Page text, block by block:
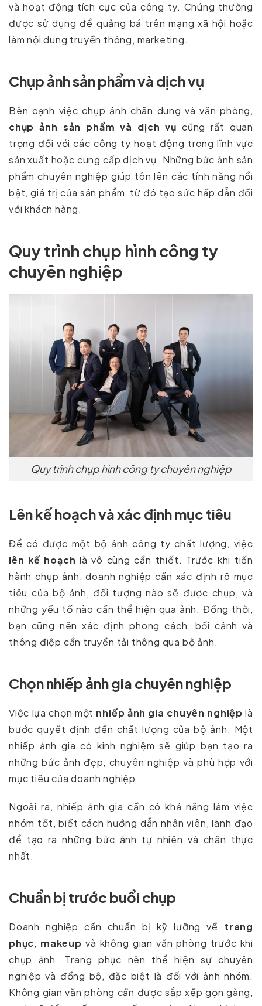
và hoạt động tích cực của công ty. Chúng thường
được sử dụng để quảng bá trên mạng xã hội hoặc
làm nội dung truyền thông, marketing.
Chụp ảnh sản phẩm và dịch vụ
Bên cạnh việc chụp ảnh chân dung và văn phòng,
chụp ảnh sản phẩm và dịch vụ cũng rất quan
trọng đối với các công ty hoạt động trong lĩnh vực
sản xuất hoặc cung cấp dịch vụ. Những bức ảnh sản
phẩm chuyên nghiệp giúp tôn lên các tính năng nổi
bật, giá trị của sản phẩm, từ đó tạo sức hấp dẫn đối
với khách hàng.
Quy trình chụp hình công ty
chuyên nghiệp
Quy trình chụp hình công ty chuyên nghiệp
Lên kế hoạch và xác định mục tiêu
Để có được một bộ ảnh công ty chất lượng, việc
lên kế hoạch là vô cùng cần thiết. Trước khi tiến
hành chụp ảnh, doanh nghiệp cần xác định rõ mục
tiêu của bộ ảnh, đối tượng nào sẽ được chụp, và
những yếu tố nào cần thể hiện qua ảnh. Đồng thời,
bạn cũng nên xác định phong cách, bối cảnh và
thông điệp cần truyền tải thông qua bộ ảnh.
Chọn nhiếp ảnh gia chuyên nghiệp
Việc lựa chọn một nhiếp ảnh gia chuyên nghiệp là
bước quyết định đến chất lượng của bộ ảnh. Một
nhiếp ảnh gia có kinh nghiệm sẽ giúp bạn tạo ra
những bức ảnh đẹp, chuyên nghiệp và phù hợp với
mục tiêu của doanh nghiệp.
Ngoài ra, nhiếp ảnh gia cần có khả năng làm việc
nhóm tốt, biết cách hướng dẫn nhân viên, lãnh đạo
để tạo ra những bức ảnh tự nhiên và chân thực
nhất.
Chuẩn bị trước buổi chụp
Doanh nghiệp cần chuẩn bị kỹ lưỡng về trang
phục, makeup và không gian văn phòng trước khi
chụp ảnh. Trang phục nên thể hiện sự chuyên
nghiệp và đồng bộ, đặc biệt là đối với ảnh nhóm.
Không gian văn phòng cần được sắp xếp gọn gàng,